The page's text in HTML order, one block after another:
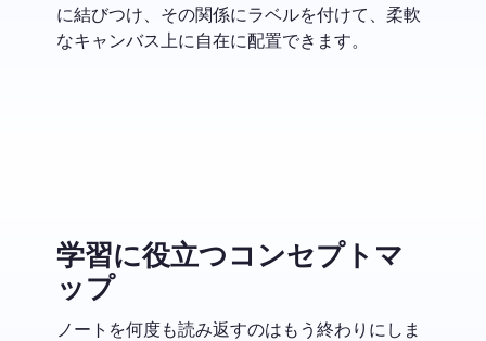
に結びつけ、その関係にラベルを付けて、柔軟
なキャンバス上に自在に配置できます。
学習に役立つコンセプトマ
ップ
ノートを何度も読み返すのはもう終わりにしま